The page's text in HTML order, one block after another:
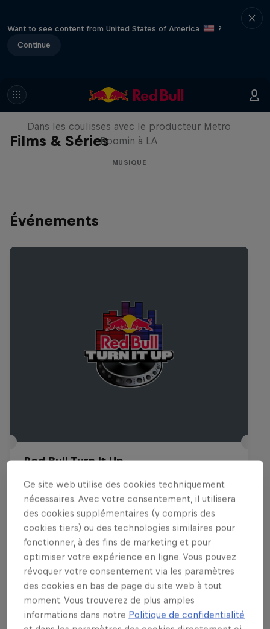
Want to see content from United States of America
?
Continue
Films & Séries
Le Making of Red Bull
Symphonic avec Metro Boomin
Dans les coulisses avec le producteur Metro
Boomin à LA
MUSIQUE
Événements
Red Bull Turn It Up
9 Août 2026
MUSIQUE
Upcoming event
Vous en voulez plus ?
Ce site web utilise des cookies techniquement
nécessaires. Avec votre consentement, il utilisera
des cookies supplémentaires (y compris des
cookies tiers) ou des technologies similaires pour
fonctionner, à des fins de marketing et pour
optimiser votre expérience en ligne. Vous pouvez
révoquer votre consentement via les paramètres
des cookies en bas de page du site web à tout
moment. Vous trouverez de plus amples
informations dans notre Politique de confidentialité